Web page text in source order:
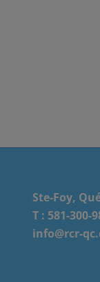
Ste-Foy,
T : 581-300-
info@rcr-